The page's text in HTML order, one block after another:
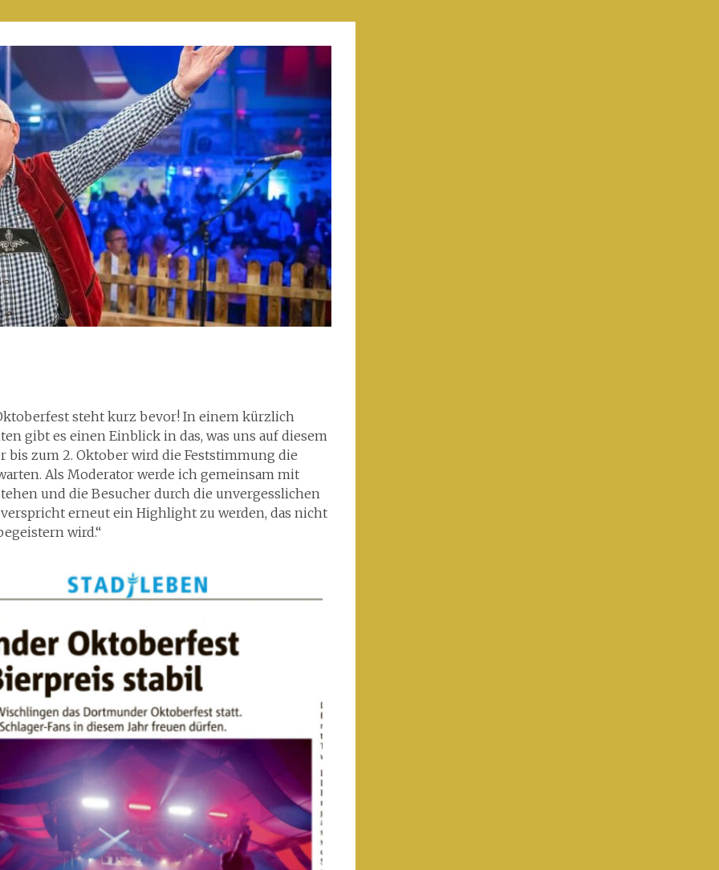
steht kurz bevor! In einem kürzlich
gibt es einen Einblick in das, was uns auf diesem
bis zum 2. Oktober wird die Feststimmung die
Als Moderator werde ich gemeinsam mit
und die Besucher durch die unvergesslichen
erneut ein Highlight zu werden, das nicht
wird.“